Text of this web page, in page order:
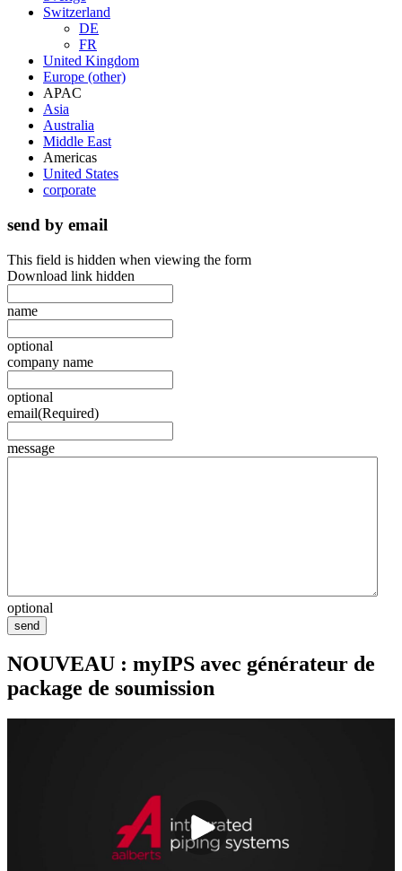
Switzerland
DE
FR
United Kingdom
Europe (other)
APAC
Asia
Australia
Middle East
Americas
United States
corporate
send by email
This field is hidden when viewing the form
Download link hidden
name
optional
company name
optional
email(Required)
message
optional
send
NOUVEAU : myIPS avec générateur de
package de soumission